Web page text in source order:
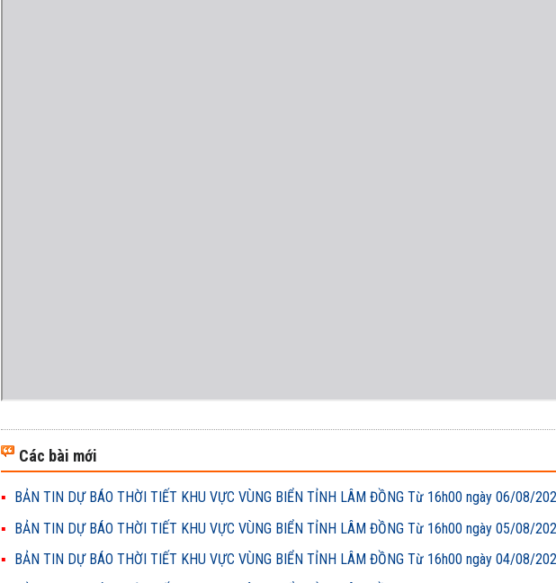
Các bài mới
BẢN TIN DỰ BÁO THỜI TIẾT KHU VỰC VÙNG BIỂN TỈNH LÂM ĐỒNG Từ 16h00 ngày 06/08/
BẢN TIN DỰ BÁO THỜI TIẾT KHU VỰC VÙNG BIỂN TỈNH LÂM ĐỒNG Từ 16h00 ngày 05/08/
BẢN TIN DỰ BÁO THỜI TIẾT KHU VỰC VÙNG BIỂN TỈNH LÂM ĐỒNG Từ 16h00 ngày 04/08/